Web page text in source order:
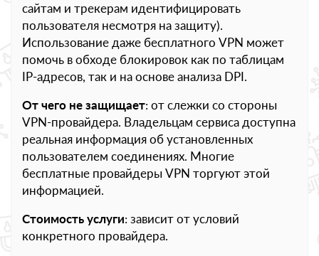
сайтам и трекерам идентифицировать
пользователя несмотря на защиту).
Использование даже бесплатного VPN может
помочь в обходе блокировок как по таблицам
IP-адресов, так и на основе анализа DPI.
От чего не защищает: от слежки со стороны
VPN-провайдера. Владельцам сервиса доступна
реальная информация об установленных
пользователем соединениях. Многие
бесплатные провайдеры VPN торгуют этой
информацией.
Стоимость услуги: зависит от условий
конкретного провайдера.